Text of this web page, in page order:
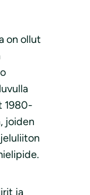
on ollut
1980-
joiden
ja